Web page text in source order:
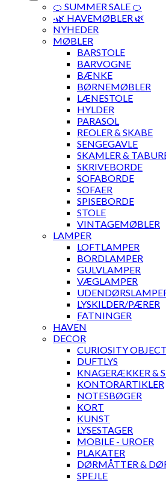
🍊 SUMMER SALE 🍊
·🌿 HAVEMØBLER 🌿
NYHEDER
MØBLER
BARSTOLE
BARVOGNE
BÆNKE
BØRNEMØBLER
LÆNESTOLE
HYLDER
PARASOL
REOLER & SKABE
SENGEGAVLE
SKAMLER &
SKRIVEBORDE
SOFABORDE
SOFAER
SPISEBORDE
STOLE
VINTAGEMØBLER
LAMPER
LOFTLAMPER
BORDLAMPER
GULVLAMPER
VÆGLAMPER
LYSKILDER/PÆRER
FATNINGER
HAVEN
DECOR
CURIOSITY
DUFTLYS
KNAGERÆKKER &
KONTORARTIKLER
NOTESBØGER
KORT
KUNST
LYSESTAGER
MOBILE - UROER
PLAKATER
DØRMÅTTER &
SPEJLE